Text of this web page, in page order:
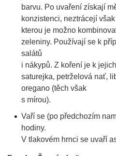
barvu. Po uvaření získají
konzistenci, neztrácejí
kterou je možno
zeleniny. Používají se k
salátů
i nákypů. Z koření je k
saturejka, petrželová nať,
oregano (těch však
s mírou).
Vaří se (po předchozím
hodiny.
V tlakovém hrnci se uvaří